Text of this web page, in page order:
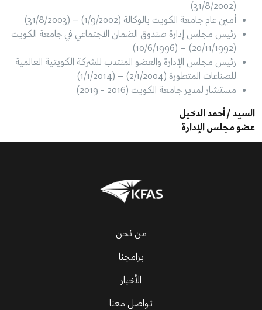
(31/8/2002)
أمين عام جامعة الكويت بالوكالة (1/9/2002) – (31/8/2003)
رئيس مجلس إدارة صندوق الضمان الاجتماعي في جامعة الكويت
(20/11/1992) – (10/6/1996)
رئيس مجلس الإدارة والعضو المنتدب للشركة الكويتية العالمية
للصناعات المتطورة (2/1/2004) – (1/1/2014)
مستشار لمدير جامعة الكويت (2016 - 2019)
السيد / أحمد الدخيل
عضو مجلس الإدارة
من نحن
برامجنا
الأخبار
تواصل معنا